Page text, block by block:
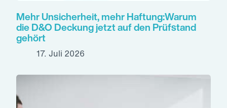
Mehr Unsicherheit, mehr Haftung:Warum
die D&O Deckung jetzt auf den Prüfstand
gehört
17. Juli 2026